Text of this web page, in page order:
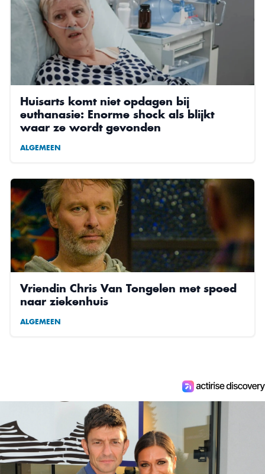
Huisarts komt niet opdagen bij
euthanasie: Enorme shock als blijkt
waar ze wordt gevonden
ALGEMEEN
Vriendin Chris Van Tongelen met spoed
naar ziekenhuis
ALGEMEEN